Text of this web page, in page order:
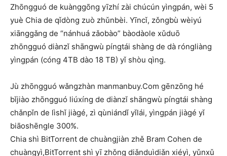
Zhōngguó de kuànggōng yīzhí zài chúcún yìngpán, wèi 5
yuè Chia de qǐdòng zuò zhǔnbèi. Yīncǐ, zǒngbù wèiyú
xiānggǎng de “nánhuá zǎobào” bàodàole xǔduō
zhōngguó diànzǐ shāngwù píngtái shàng de dà róngliàng
yìngpán (cóng 4TB dào 18 TB) yǐ shòu qìng.
Jù zhōngguó wǎngzhàn manmanbuy.Com gēnzōng hé
bǐjiào zhōngguó liúxíng de diànzǐ shāngwù píngtái shàng
chǎnpǐn de lìshǐ jiàgé, zì qùniándǐ yǐlái, yìngpán jiàgé yǐ
biāoshēngle 300%.
Chia shì BitTorrent de chuàngjiàn zhě Bram Cohen de
chuàngyì,BitTorrent shì yī zhǒng diǎnduìdiǎn xiéyì, yǔnxǔ